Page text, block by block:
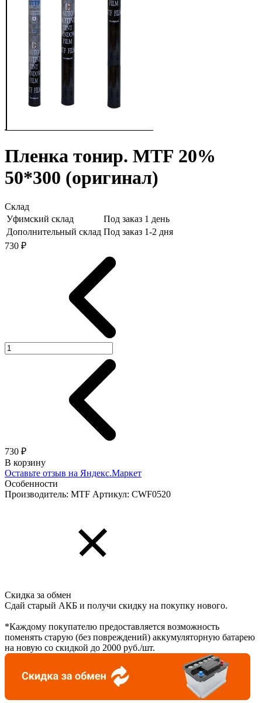
Пленка тонир. MTF 20%
50*300 (оригинал)
Склад
Уфимский склад
Под заказ 1 день
Дополнительный склад Под заказ 1-2 дня
730 ₽
730 ₽
В корзину
Оставьте отзыв на Яндекс.Маркет
Особенности
Производитель: MTF Артикул: CWF0520
Скидка за обмен
Сдай старый АКБ и получи скидку на покупку нового.
*Каждому покупателю предоставляется возможность
поменять старую (без повреждений) аккумуляторную батарею
на новую со скидкой до 2000 руб./шт.